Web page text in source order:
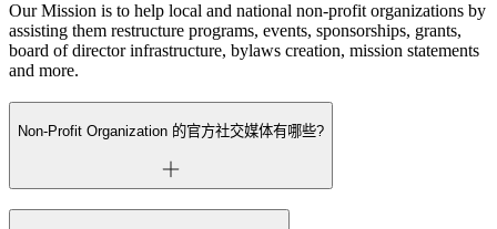
Our Mission is to help local and national non-profit organizations by
assisting them restructure programs, events, sponsorships, grants,
board of director infrastructure, bylaws creation, mission statements
and more.
Non-Profit Organization 的官方社交媒体有哪些?